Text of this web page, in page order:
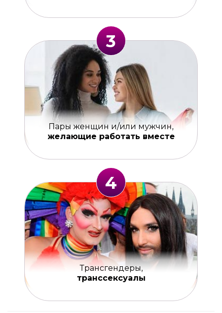
3
Пары женщин и/или мужчин,
желающие работать вместе
4
Трансгендеры,
транссексуалы